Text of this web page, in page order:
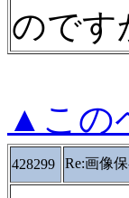
のです
▲この
428299 Re:画像